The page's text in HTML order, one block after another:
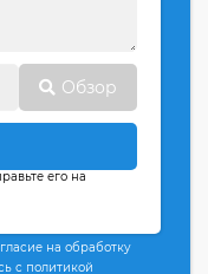
Обзор
его на
на обработку
с политикой